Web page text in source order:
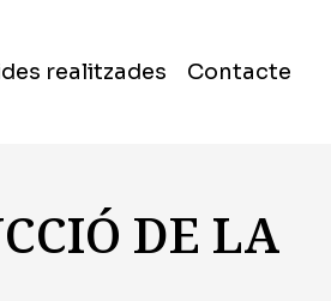
realitzades Contacte
DE LA